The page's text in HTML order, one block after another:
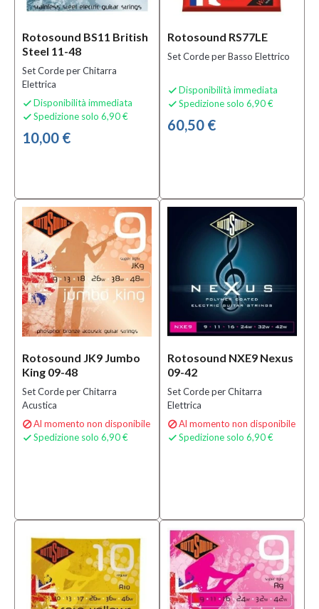
Rotosound BS11 British
Steel 11-48
Set Corde per Chitarra
Elettrica
 Disponibilità immediata
 Spedizione solo 6,90 €
10,00 €
Rotosound RS77LE
Set Corde per Basso Elettrico
 Disponibilità immediata
 Spedizione solo 6,90 €
60,50 €
Rotosound JK9 Jumbo
King 09-48
Set Corde per Chitarra
Acustica
Al momento non disponibile
 Spedizione solo 6,90 €
Rotosound NXE9 Nexus
09-42
Set Corde per Chitarra
Elettrica
Al momento non disponibile
 Spedizione solo 6,90 €